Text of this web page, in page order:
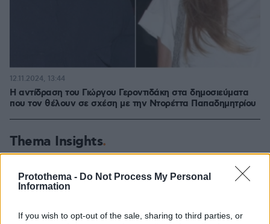
Protothema - Do Not Process My Personal
Information
If you wish to opt-out of the sale, sharing to third parties, or
Η αντίδραση του Γιώργου Γεροντιδάκη στα δημοσιεύματα
που τον θέλουν σε σχέση με την Ντορέττα Παπαδημητρίου
12.11.2024, 13:44
Thema Insights